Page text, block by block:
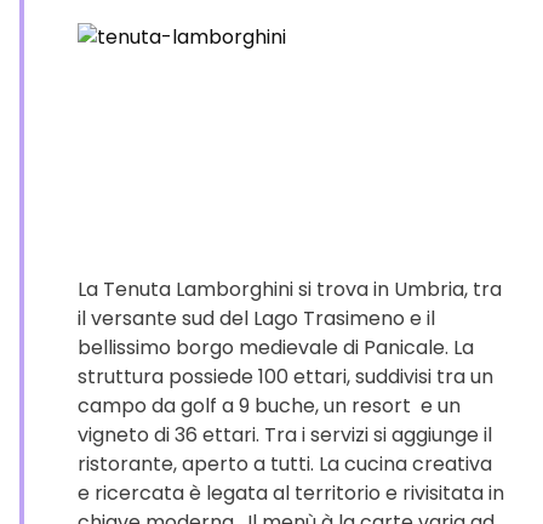
La Tenuta Lamborghini si trova in Umbria, tra
il versante sud del Lago Trasimeno e il
bellissimo borgo medievale di Panicale. La
struttura possiede 100 ettari, suddivisi tra un
campo da golf a 9 buche, un resort e un
vigneto di 36 ettari. Tra i servizi si aggiunge il
ristorante, aperto a tutti. La cucina creativa
e ricercata è legata al territorio e rivisitata in